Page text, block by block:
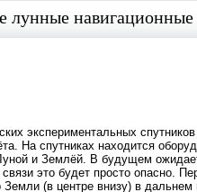
лунные
экспериментальных
На спутниках находится
и Землёй. В будущем
это будет просто опасно.
(в центре внизу) в